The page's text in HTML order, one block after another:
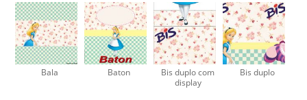
Bala Baton
Bis duplo com
display
Bis duplo